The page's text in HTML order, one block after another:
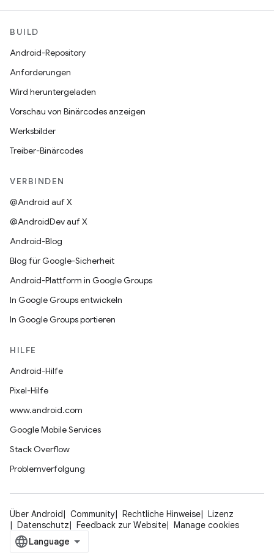
BUILD
Android-Repository
Anforderungen
Wird heruntergeladen
Vorschau von Binärcodes anzeigen
Werksbilder
Treiber-Binärcodes
VERBINDEN
@Android auf X
@AndroidDev auf X
Android-Blog
Blog für Google-Sicherheit
Android-Plattform in Google Groups
In Google Groups entwickeln
In Google Groups portieren
HILFE
Android-Hilfe
Pixel-Hilfe
www.android.com
Google Mobile Services
Stack Overflow
Problemverfolgung
Über Android Community Rechtliche Hinweise
Lizenz
Datenschutz
Feedback zur Website Manage cookies